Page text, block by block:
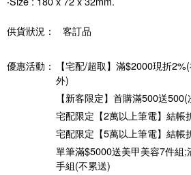
供貨狀況： 客訂品
優惠活動：
【宅配/超取】滿$2000現折
外)
【新客限定】首購滿500送
宅配限定【2萬以上筆電】結帳
宅配限定【5萬以上筆電】結帳
單筆滿$5000送美甲美容7件組
手組(不累送)